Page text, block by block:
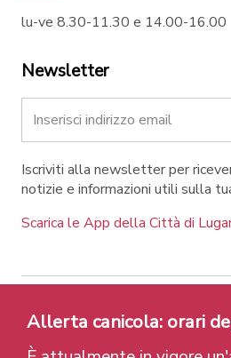
lu-ve 8.30-11.30 e 14.00-16.00
Newsletter
Iscriviti alla newsletter per
notizie e informazioni utili sulla
Scarica le App della Città di
Contatti Link Note legali
Label e riconoscimenti
Credits
Allerta canicola: orari